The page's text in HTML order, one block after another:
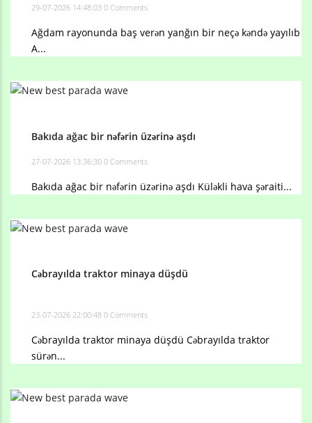
29-07-2026 14:48:03 0 Comments
Ağdam rayonunda baş verən yanğın bir neçə kəndə yayılıb
A...
Bakıda ağac bir nəfərin üzərinə aşdı
27-07-2026 13:36:30 0 Comments
Bakıda ağac bir nəfərin üzərinə aşdı Küləkli hava şəraiti...
Cəbrayılda traktor minaya düşdü
23-07-2026 22:00:48 0 Comments
Cəbrayılda traktor minaya düşdü Cəbrayılda traktor
sürən...